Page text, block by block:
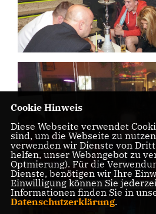
Cookie Hinweis
Diese Webseite verwendet
sind, um die Webseite zu
verwenden wir Dienste von
helfen, unser Webangebot zu
Optmierung). Für die
Dienste, benötigen wir Ihre
Einwilligung können Sie
Informationen finden Sie in
Datenschutzerklärung.